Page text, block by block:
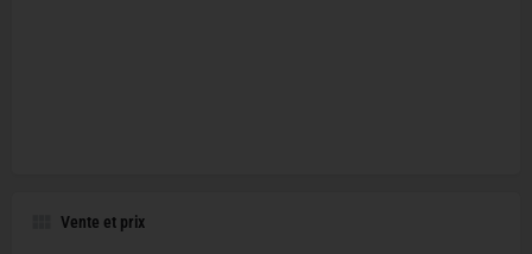
Vente et prix